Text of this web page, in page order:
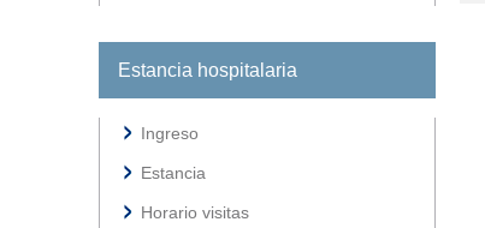
Estancia hospitalaria
Ingreso
Estancia
Horario visitas